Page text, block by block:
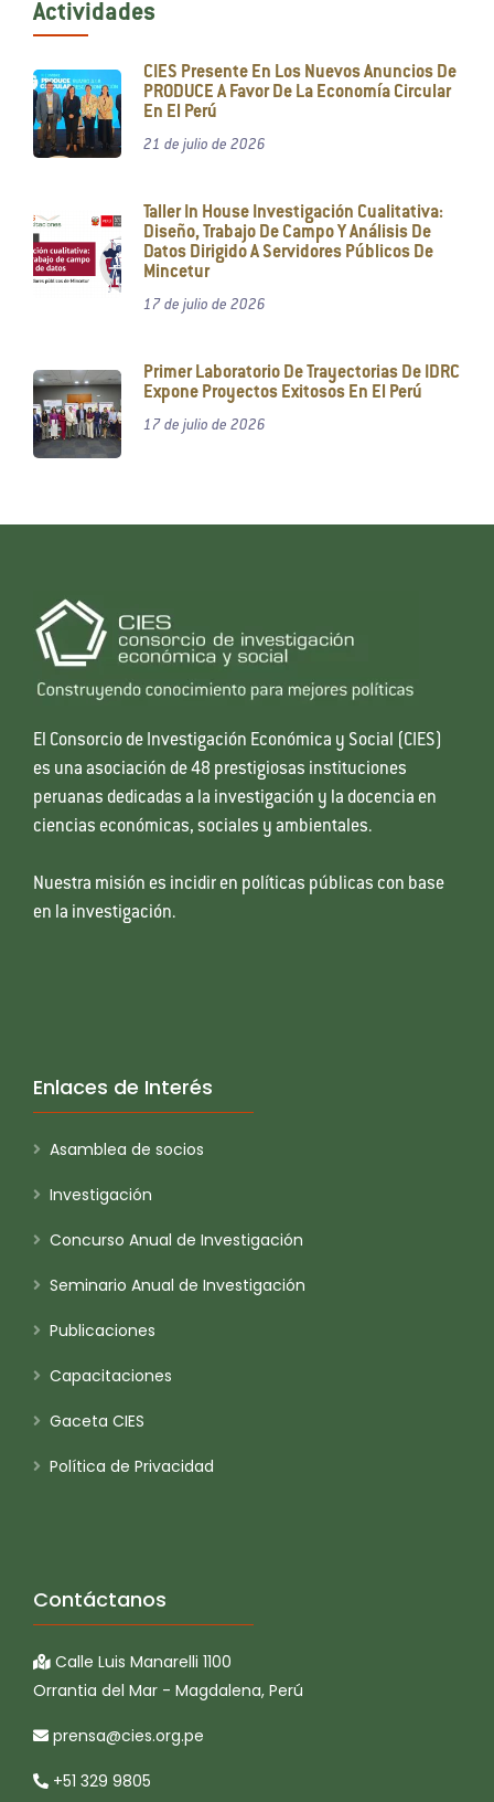
Actividades
CIES Presente En Los Nuevos Anuncios De
PRODUCE A Favor De La Economía Circular
En El Perú
21 de julio de 2026
Taller In House Investigación Cualitativa:
Diseño, Trabajo De Campo Y Análisis De
Datos Dirigido A Servidores Públicos De
Mincetur
17 de julio de 2026
Primer Laboratorio De Trayectorias De IDRC
Expone Proyectos Exitosos En El Perú
17 de julio de 2026
El Consorcio de Investigación Económica y Social (CIES)
es una asociación de 48 prestigiosas instituciones
peruanas dedicadas a la investigación y la docencia en
ciencias económicas, sociales y ambientales.
Nuestra misión es incidir en políticas públicas con base
en la investigación.
Enlaces de Interés
Asamblea de socios
Investigación
Concurso Anual de Investigación
Seminario Anual de Investigación
Publicaciones
Capacitaciones
Gaceta CIES
Política de Privacidad
Contáctanos
Calle Luis Manarelli 1100
Orrantia del Mar - Magdalena, Perú
prensa@cies.org.pe
+51 329 9805